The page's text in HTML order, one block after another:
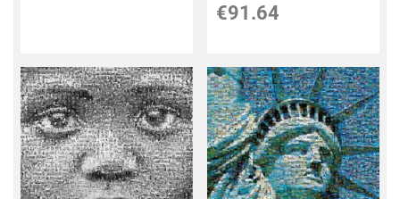
€91.64